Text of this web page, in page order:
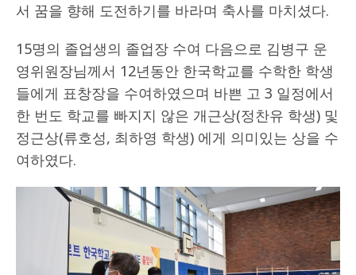
서 꿈을 향해 도전하기를 바라며 축사를 마치셨다.
15명의 졸업생의 졸업장 수여 다음으로 김병구 운
영위원장님께서 12년동안 한국학교를 수학한 학생
들에게 표창장을 수여하였으며 바쁜 고 3 일정에서
한 번도 학교를 빠지지 않은 개근상(정찬유 학생) 및
정근상(류호성, 최하영 학생) 에게 의미있는 상을 수
여하였다.